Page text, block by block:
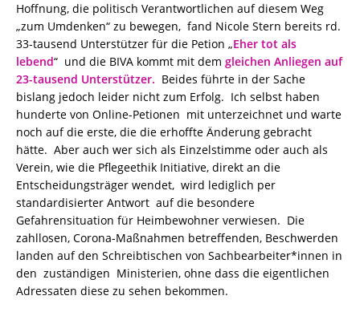
Hoffnung, die politisch Verantwortlichen auf diesem Weg
„zum Umdenken“ zu bewegen, fand Nicole Stern bereits rd.
33-tausend Unterstützer für die Petion „Eher tot als
lebend“ und die BIVA kommt mit dem gleichen Anliegen auf
23-tausend Unterstützer. Beides führte in der Sache
bislang jedoch leider nicht zum Erfolg. Ich selbst haben
hunderte von Online-Petionen mit unterzeichnet und warte
noch auf die erste, die die erhoffte Änderung gebracht
hätte. Aber auch wer sich als Einzelstimme oder auch als
Verein, wie die Pflegeethik Initiative, direkt an die
Entscheidungsträger wendet, wird lediglich per
standardisierter Antwort auf die besondere
Gefahrensituation für Heimbewohner verwiesen. Die
zahllosen, Corona-Maßnahmen betreffenden, Beschwerden
landen auf den Schreibtischen von Sachbearbeiter*innen in
den zuständigen Ministerien, ohne dass die eigentlichen
Adressaten diese zu sehen bekommen.